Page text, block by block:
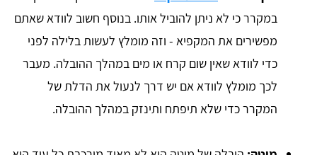
במקרר כי לא ניתן להוביל אותו. בנוסף חשוב לוודא שאתם
מפשירים את המקפיא - וזה מומלץ לעשות בלילה לפני
כדי לוודא שאין שום קרח או מים במהלך ההובלה. מעבר
לכך מומלץ לוודא אם יש דרך לנעול את הדלת של
המקרר כדי שלא תיפתח ותינזק במהלך ההובלה.